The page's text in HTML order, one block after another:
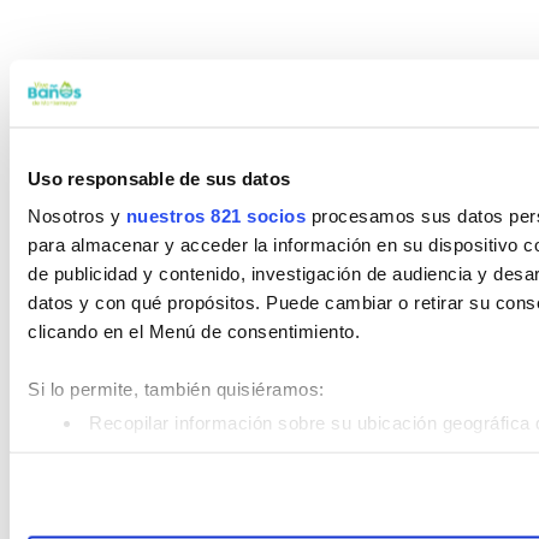
Uso responsable de sus datos
Nosotros y nuestros 821 socios procesamos sus datos
para almacenar y acceder la información en su dispositivo
de publicidad y contenido, investigación de audiencia y
datos y con qué propósitos. Puede cambiar o retirar su
clicando en el Menú de consentimiento.
Si lo permite, también quisiéramos:
Recopilar información sobre su ubicación